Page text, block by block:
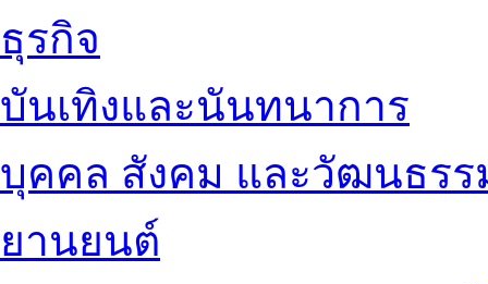
ธุรกิจ
บันเทิงและนันทนาการ
บุคคล สังคม และวัฒนธรร
ยานยนต์